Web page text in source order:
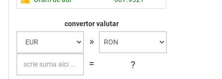
convertor valutar
»
=
?